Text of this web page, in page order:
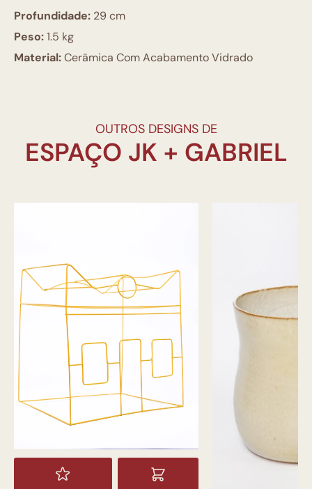
Profundidade: 29 cm
Peso:1.5 kg
Material:Cerâmica Com Acabamento Vidrado
OUTROS DESIGNS DE